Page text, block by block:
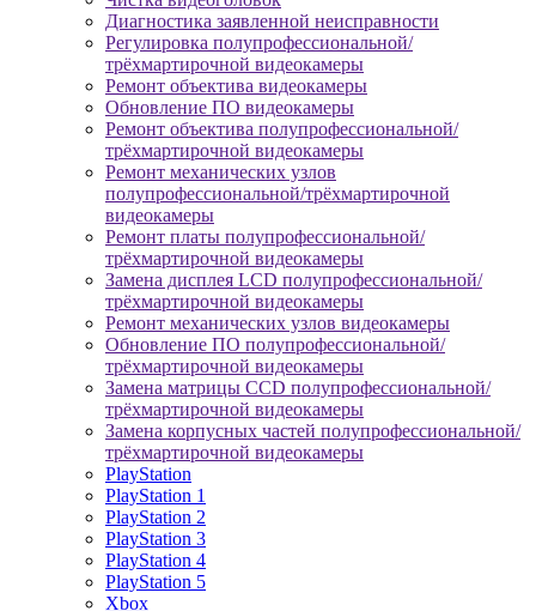
Диагностика заявленной неисправности
Регулировка полупрофессиональной/
трёхмартирочной видеокамеры
Ремонт объектива видеокамеры
Обновление ПО видеокамеры
Ремонт объектива полупрофессиональной/
трёхмартирочной видеокамеры
Ремонт механических узлов
полупрофессиональной/трёхмартирочной
видеокамеры
Ремонт платы полупрофессиональной/
трёхмартирочной видеокамеры
Замена дисплея LCD полупрофессиональной/
трёхмартирочной видеокамеры
Ремонт механических узлов видеокамеры
Обновление ПО полупрофессиональной/
трёхмартирочной видеокамеры
Замена матрицы CCD полупрофессиональной/
трёхмартирочной видеокамеры
Замена корпусных частей полупрофессиональной/
трёхмартирочной видеокамеры
PlayStation
PlayStation 1
PlayStation 2
PlayStation 3
PlayStation 4
PlayStation 5
Xbox